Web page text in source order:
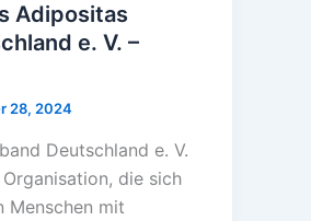
Adipositas
e. V. –
28, 2024
Deutschland e. V.
die sich
Menschen mit